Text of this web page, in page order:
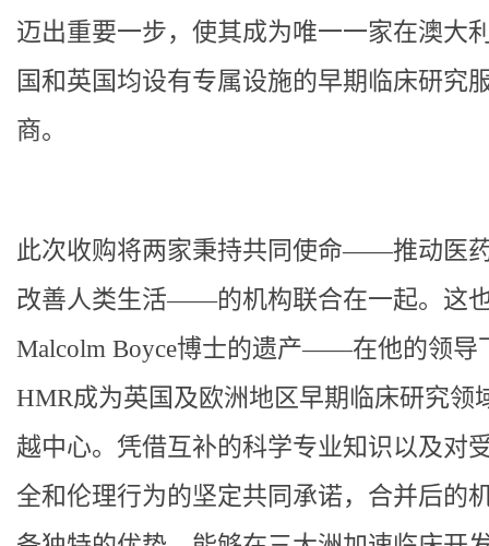
迈出重要一步，使其成为唯一一家在澳大
国和英国均设有专属设施的早期临床研究
商。
此次收购将两家秉持共同使命——推动医
改善人类生活——的机构联合在一起。这
Malcolm Boyce博士的遗产——在他的领导
HMR成为英国及欧洲地区早期临床研究领
越中心。凭借互补的科学专业知识以及对
全和伦理行为的坚定共同承诺，合并后的